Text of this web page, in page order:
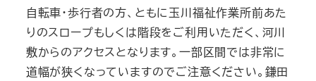
自転車・歩行者の方、ともに玉川福祉作業所前あた
りのスロープもしくは階段をご利用いただく、河川
敷からのアクセスとなります。一部区間では非常に
道幅が狭くなっていますのでご注意ください。鎌田